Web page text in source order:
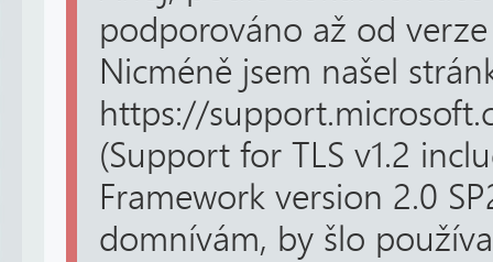
podporováno až od
Nicméně jsem našel
https://
(Support for TLS v1.2
Framework version 2.0
domnívám, by šlo